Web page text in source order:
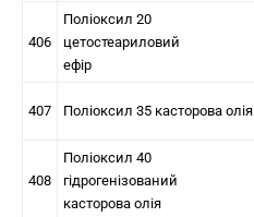
406
Поліоксил 20
цетостеариловий
ефір
407 Поліоксил 35 касторова олія
408
Поліоксил 40
гідрогенізований
касторова олія